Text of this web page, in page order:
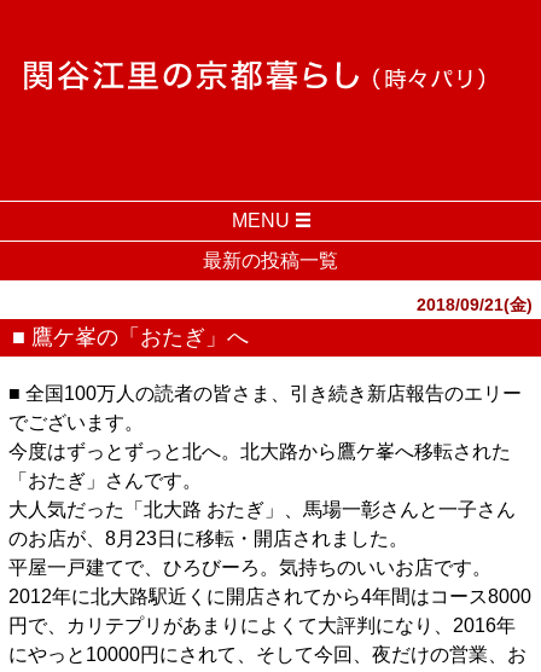
MENU
最新の投稿一覧
2018/09/21(金)
■ 鷹ケ峯の「おたぎ」へ
■ 全国100万人の読者の皆さま、引き続き新店報告のエリー
でございます。
今度はずっとずっと北へ。北大路から鷹ケ峯へ移転された
「おたぎ」さんです。
大人気だった「北大路 おたぎ」、馬場一彰さんと一子さん
のお店が、8月23日に移転・開店されました。
平屋一戸建てで、ひろびーろ。気持ちのいいお店です。
2012年に北大路駅近くに開店されてから4年間はコース8000
円で、カリテプリがあまりによくて大評判になり、2016年
にやっと10000円にされて、そして今回、夜だけの営業、お